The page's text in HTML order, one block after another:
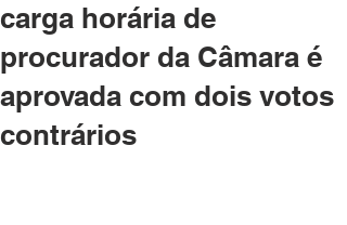
carga horária de
procurador da Câmara é
aprovada com dois votos
contrários